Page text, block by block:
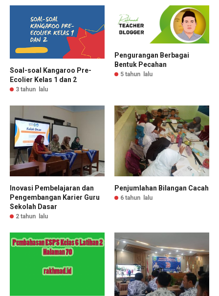
Soal-soal Kangaroo Pre-
Ecolier Kelas 1 dan 2
3 tahun lalu
Pengurangan Berbagai
Bentuk Pecahan
5 tahun lalu
Inovasi Pembelajaran dan
Pengembangan Karier Guru
Sekolah Dasar
2 tahun lalu
Penjumlahan Bilangan Cacah
6 tahun lalu